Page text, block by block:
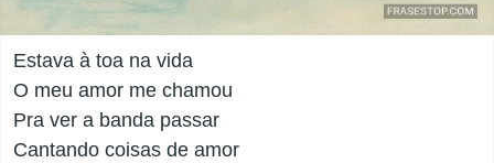
Estava à toa na vida
O meu amor me chamou
Pra ver a banda passar
Cantando coisas de amor